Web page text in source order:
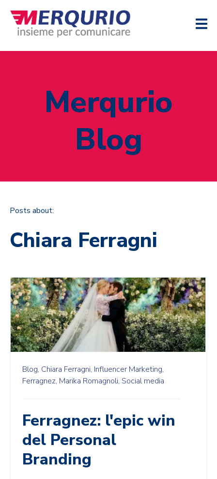
Merqurio
Blog
Posts about:
Chiara Ferragni
Blog, Chiara Ferragni, Influencer Marketing,
Ferragnez, Marika Romagnoli, Social media
Ferragnez: l'epic win
del Personal
Branding